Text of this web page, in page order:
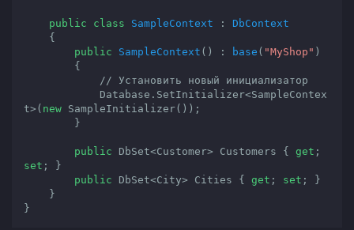
public class SampleContext : DbContext
public
SampleContext ( ) : base ( "MyShop" )
{
// Установить новый инициализатор
t>( new SampleInitializer());
public DbSet<Customer> Customers { get
set ; }
public DbSet<City> Cities { get ; set ; }
}